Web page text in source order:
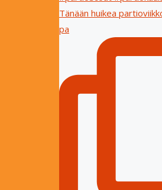
Tänään huikea
pa